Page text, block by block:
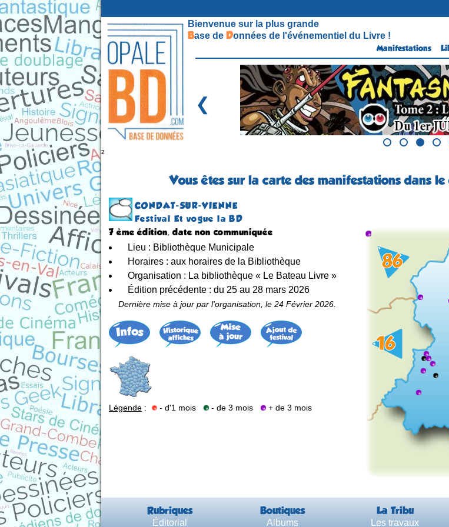
Bienvenue sur la plus grande
Base de Données de l'événementiel du Livre !
Manifestations
❮
²
Vous êtes sur la carte des manifestations dans
CONDAT-SUR-VIENNE
Festival Et vogue la BD
7 ème édition, date non communiquée
Lieu : Bibliothèque Municipale
Horaires : aux horaires de la Bibliothèque
Organisation : La bibliothèque « Le Bateau Livre »
Édition précédente : du 25 au 28 mars 2026
Dernière mise à jour par l'organisation, le 24 Février 2026.
Légende : - d'1 mois - de 3 mois + de 3 mois
Rubriques Boutiques La Tribu
Éditorial Albums Les travaux